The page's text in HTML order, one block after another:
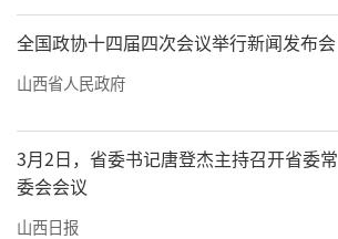
全国政协十四届四次会议举行新闻发布会
山西省人民政府
3月2日，省委书记唐登杰主持召开省委常
委会会议
山西日报